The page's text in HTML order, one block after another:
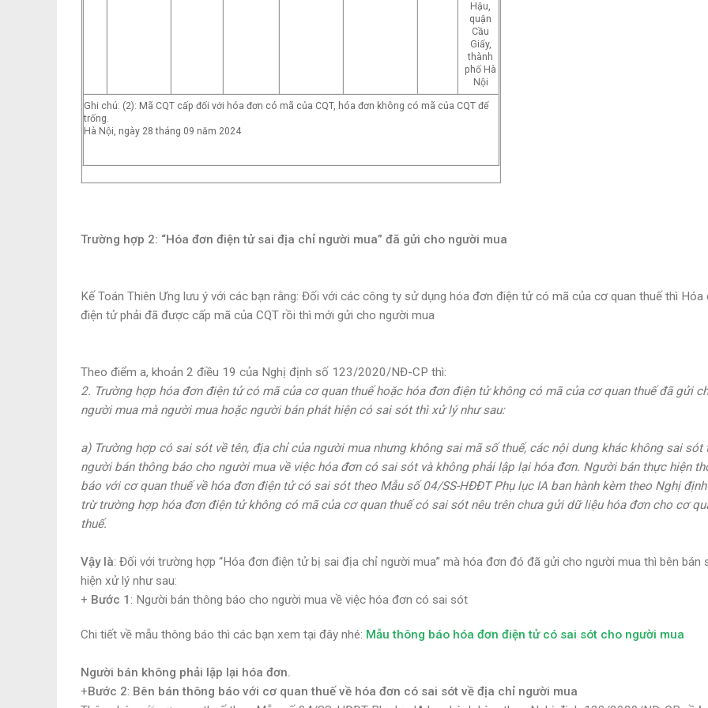
Hậu,
quận
Cầu
Giấy,
thành
phố Hà
Nội
Ghi chú: (2): Mã CQT cấp đối với hóa đơn có mã của CQT, hóa đơn không có mã của CQT để
trống.
Hà Nội, ngày 28 tháng 09 năm 2024
Trường hợp 2: “Hóa đơn điện tử sai địa chỉ người mua” đã gửi cho người mua
Kế Toán Thiên Ưng lưu ý với các bạn rằng: Đối với các công ty sử dụng hóa đơn điện tử có mã của cơ quan thuế thì Hóa
điện tử phải đã được cấp mã của CQT rồi thì mới gửi cho người mua
Theo điểm a, khoản 2 điều 19 của Nghị định số 123/2020/NĐ-CP thì:
2. Trường hợp hóa đơn điện tử có mã của cơ quan thuế hoặc hóa đơn điện tử không có mã của cơ quan thuế đã gửi
người mua mà người mua hoặc người bán phát hiện có sai sót thì xử lý như sau:
a) Trường hợp có sai sót về tên, địa chỉ của người mua nhưng không sai mã số thuế, các nội dung khác không sai sót
người bán thông báo cho người mua về việc hóa đơn có sai sót và không phải lập lại hóa đơn. Người bán thực hiện
báo với cơ quan thuế về hóa đơn điện tử có sai sót theo Mẫu số 04/SS-HĐĐT Phụ lục IA ban hành kèm theo Nghị định
trừ trường hợp hóa đơn điện tử không có mã của cơ quan thuế có sai sót nêu trên chưa gửi dữ liệu hóa đơn cho cơ
thuế.
Vậy là: Đối với trường hợp “Hóa đơn điện tử bị sai địa chỉ người mua” mà hóa đơn đó đã gửi cho người mua thì bên bán
hiện xử lý như sau:
+ Bước 1 : Người bán thông báo cho người mua về việc hóa đơn có sai sót
Chi tiết về mẫu thông báo thì các bạn xem tại đây nhé: Mẫu thông báo hóa đơn điện tử có sai sót cho người mua
Người bán không phải lập lại hóa đơn.
+Bước 2: Bên bán thông báo với cơ quan thuế về hóa đơn có sai sót về địa chỉ người mua